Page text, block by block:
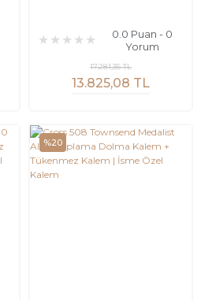
0.0 Puan - 0
Yorum
13.825,08 TL
17.281,35 TL
%20